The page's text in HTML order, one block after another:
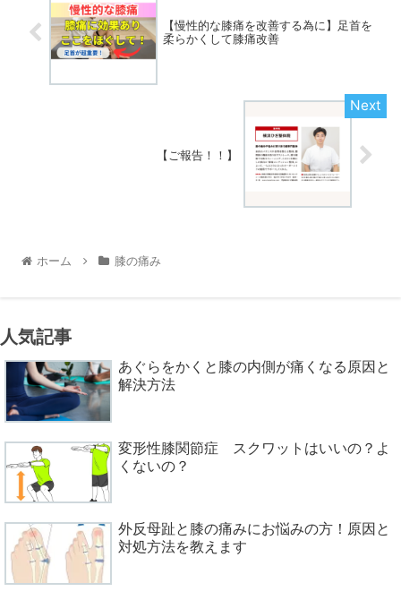
【慢性的な膝痛を改善する為に】足首を
柔らかくして膝痛改善
【ご報告！！】
ホーム 膝の痛み
人気記事
あぐらをかくと膝の内側が痛くなる原因と
解決方法
変形性膝関節症 スクワットはいいの？よ
くないの？
外反母趾と膝の痛みにお悩みの方！原因と
対処方法を教えます